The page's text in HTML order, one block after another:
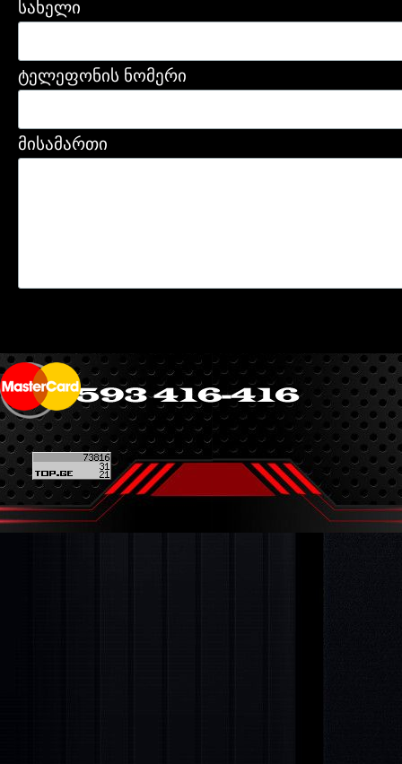
სახელი
ტელეფონის ნომერი
მისამართი